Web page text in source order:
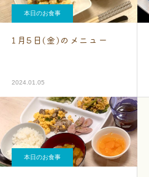
本日のお食事
1月5日(金)のメニュー
2024.01.05
本日のお食事